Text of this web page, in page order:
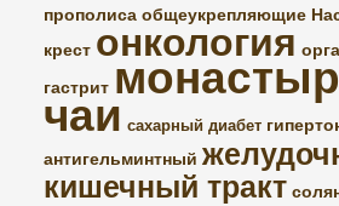
прополиса общеукрепляющие
крест онкология
гастрит
чаи сахарный диабет
антигельминтный
кишечный тракт